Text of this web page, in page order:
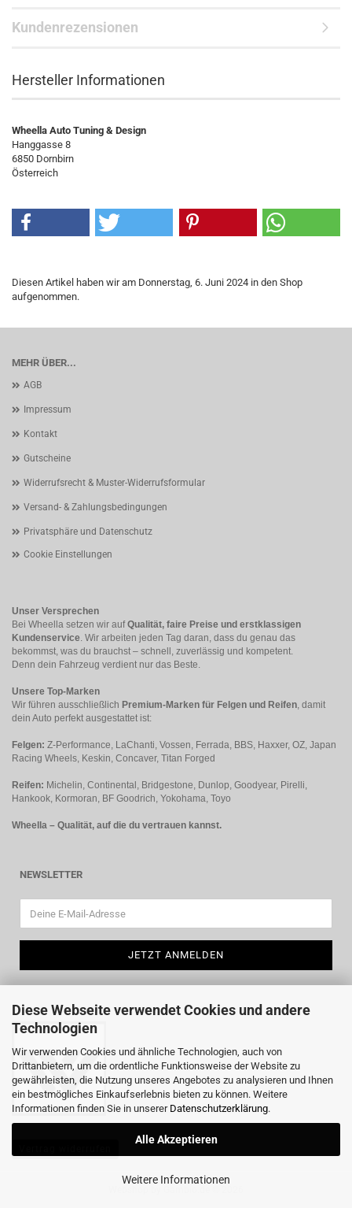
Diese Webseite verwendet Cookies und andere
Technologien
Wir verwenden Cookies und ähnliche Technologien, auch von
Drittanbietern, um die ordentliche Funktionsweise der Website zu
gewährleisten, die Nutzung unseres Angebotes zu analysieren und Ihnen
ein bestmögliches Einkaufserlebnis bieten zu können. Weitere
Informationen finden Sie in unserer Datenschutzerklärung.
Alle Akzeptieren
Weitere Informationen
Kundenrezensionen
Hersteller Informationen
Wheella Auto Tuning & Design
Hanggasse 8
6850 Dornbirn
Österreich
Diesen Artikel haben wir am Donnerstag, 6. Juni 2024 in den Shop
aufgenommen.
MEHR ÜBER...
AGB
Impressum
Kontakt
Gutscheine
Widerrufsrecht & Muster-Widerrufsformular
Versand- & Zahlungsbedingungen
Privatsphäre und Datenschutz
Cookie Einstellungen
Unser Versprechen
Bei Wheella setzen wir aufQualität, faire Preise und erstklassigen
Kundenservice. Wir arbeiten jeden Tag daran, dass du genau das
bekommst, was du brauchst – schnell, zuverlässig und kompetent.
Denn dein Fahrzeug verdient nur das Beste.
Unsere Top-Marken
Wir führen ausschließlich Premium-Marken für Felgen und Reifen, damit
dein Auto perfekt ausgestattet ist:
Felgen: Z-Performance, LaChanti, Vossen, Ferrada, BBS, Haxxer, OZ, Japan
Racing Wheels, Keskin, Concaver, Titan Forged
Reifen: Michelin, Continental, Bridgestone, Dunlop, Goodyear, Pirelli,
Hankook, Kormoran, BF Goodrich, Yokohama, Toyo
Wheella – Qualität, auf die du vertrauen kannst.
NEWSLETTER